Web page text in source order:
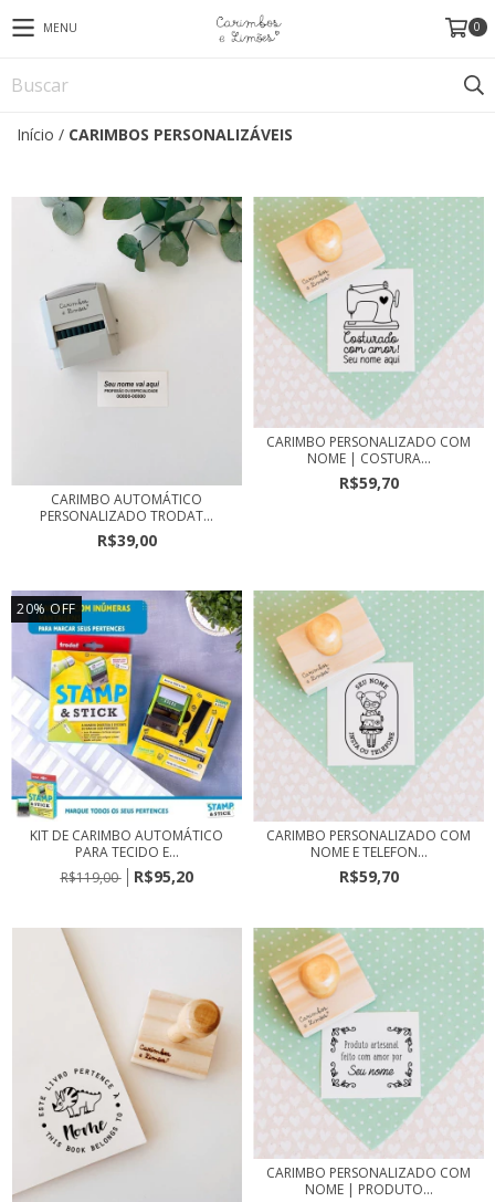
MENU 0
Início / CARIMBOS PERSONALIZÁVEIS
CARIMBO AUTOMÁTICO
PERSONALIZADO TRODAT...
R$39,00
CARIMBO PERSONALIZADO COM
NOME | COSTURA...
R$59,70
20% OFF
KIT DE CARIMBO AUTOMÁTICO
PARA TECIDO E...
R$119,00
R$95,20
CARIMBO PERSONALIZADO COM
NOME E TELEFON...
R$59,70
CARIMBO PERSONALIZADO COM
NOME | PRODUTO...